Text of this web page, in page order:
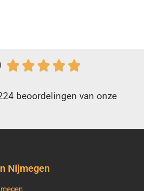
beoordelingen van onze
Nijmegen